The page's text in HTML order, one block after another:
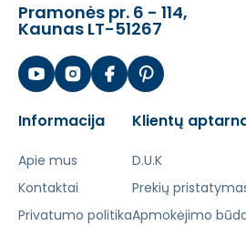
Pramonės pr. 6 - 114,
Kaunas LT-51267
Informacija
Apie mus
Kontaktai
Privatumo politika
Klientų
D.U.K
Prekių
Apmokėjimo